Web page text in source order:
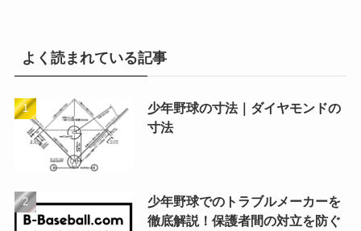
よく読まれている記事
少年野球の寸法｜ダイヤモンドの
寸法
少年野球でのトラブルメーカーを
徹底解説！保護者間の対立を防ぐ